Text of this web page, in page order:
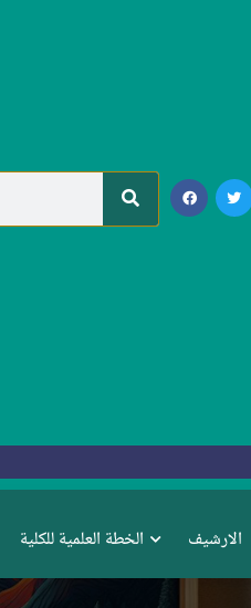
الخطة العلمية للكلية الارشيف